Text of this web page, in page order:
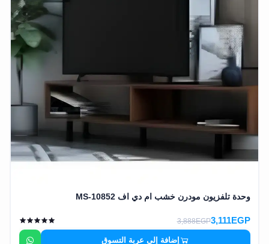
وحدة تلفزيون مودرن خشب ام دي اف MS-10852
3,111EGP
3,888EGP
إضافة إلى عربة التسوق